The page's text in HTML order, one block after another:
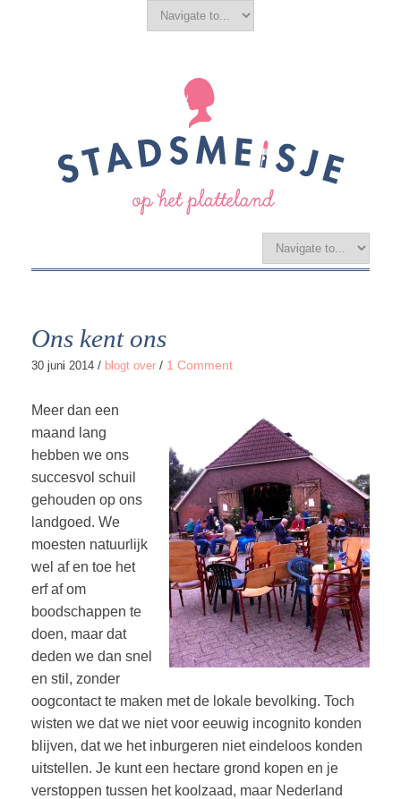
Ons kent ons
30 juni 2014/ blogt over/ 1 Comment
Meer dan een
maand lang
hebben we ons
succesvol schuil
gehouden op ons
landgoed. We
moesten natuurlijk
wel af en toe het
erf af om
boodschappen te
doen, maar dat
deden we dan snel
en stil, zonder
oogcontact te maken met de lokale bevolking. Toch
wisten we dat we niet voor eeuwig incognito konden
blijven, dat we het inburgeren niet eindeloos konden
uitstellen. Je kunt een hectare grond kopen en je
verstoppen tussen het koolzaad, maar Nederland